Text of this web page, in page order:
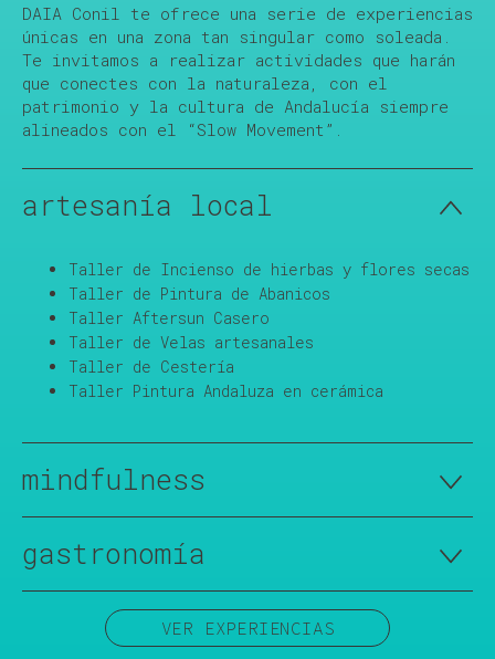
DAIA Conil te ofrece una serie de experiencias
únicas en una zona tan singular como soleada.
Te invitamos a realizar actividades que harán
que conectes con la naturaleza, con el
patrimonio y la cultura de Andalucía siempre
alineados con el “Slow Movement”.
artesanía local
Taller de Incienso de hierbas y flores secas
Taller de Pintura de Abanicos
Taller Aftersun Casero
Taller de Velas artesanales
Taller de Cestería
Taller Pintura Andaluza en cerámica
mindfulness
gastronomía
VER EXPERIENCIAS